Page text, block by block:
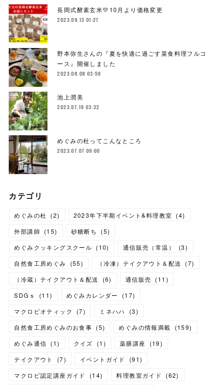
長岡式酵素玄米💛10月より価格変更
2023.09.13 01:27
野本弥生さんの『夏を快適に過ごす菜食料理フルコ
ース』開催しました
2023.08.08 03:59
池上潤美
2023.07.19 03:32
めぐみの杜ってこんなところ
2023.07.07 09:00
カテゴリ
めぐみの杜 (2) 2023年下半期イベント&料理教室 (4)
外部講師 (15) 砂糖断ち (5)
めぐみクッキングスクール (10) 通信販売（常温） (3)
自然食工房めぐみ
(55) （冷凍）テイクアウト＆配送 (7)
（冷蔵）テイクアウト＆配送
(6) 通信販売 (11 )
SDGｓ
(11) めぐみカレンダー (17)
マクロビオティック
(7) ミネハハ (3)
自然食工房めぐみのお食事 (5) めぐみの情報満載 (159)
めぐみ通信 (1) クイズ (1 ) 薬膳講座 (19)
テイクアウト
(7) イベントガイド (91)
マクロビ認定講座ガイド
(14) 料理教室ガイド (62)